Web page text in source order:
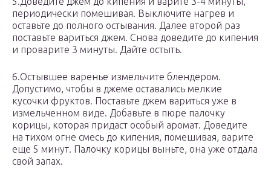
периодически помешивая. Выключите нагрев и
оставьте до полного остывания. Далее второй раз
поставьте вариться джем. Снова доведите до кипения
и проварите 3 минуты. Дайте остыть.
6.Остывшее варенье измельчите блендером.
Допустимо, чтобы в джеме оставались мелкие
кусочки фруктов. Поставьте джем вариться уже в
измельченном виде. Добавьте в пюре палочку
корицы, которая придаст особый аромат. Доведите
на тихом огне смесь до кипения, помешивая, варите
еще 5 минут. Палочку корицы выньте, она уже отдала
свой запах.